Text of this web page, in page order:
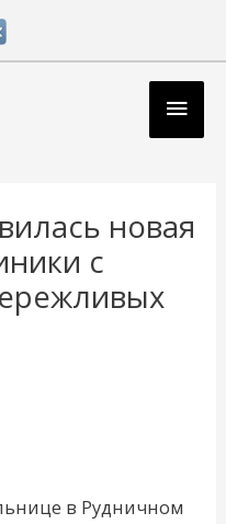
новая
с
в Рудничном